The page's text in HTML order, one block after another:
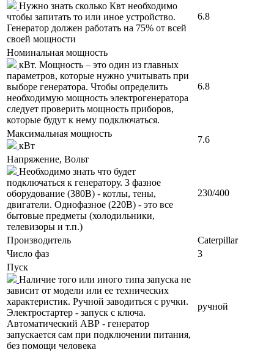
Нужно знать сколько Квт необходимо
чтобы запитать то или иное устройство.
Генератор должен работать на 75% от всей
своей мощности
6.8
Номинальная мощность
кВт. Мощность – это один из главных
параметров, которые нужно учитывать при
выборе генератора. Чтобы определить
необходимую мощность электрогенератора
следует проверить мощность приборов,
которые будут к нему подключаться.
6.8
Максимальная мощность
кВт
7.6
Напряжение, Вольт
Необходимо знать что будет
подключаться к генератору. 3 фазное
оборудование (380В) - котлы, тены,
двигатели. Однофазное (220В) - это все
бытовые предметы (холодильники,
телевизоры и т.п.)
230/400
Производитель
Caterpillar
Число фаз
3
Пуск
Наличие того или иного типа запуска не
зависит от модели или ее технических
характеристик. Ручной заводиться с ручки.
Электростартер - запуск с ключа.
Автоматический АВР - генератор
запускается сам при подключении питания,
без помощи человека
ручной